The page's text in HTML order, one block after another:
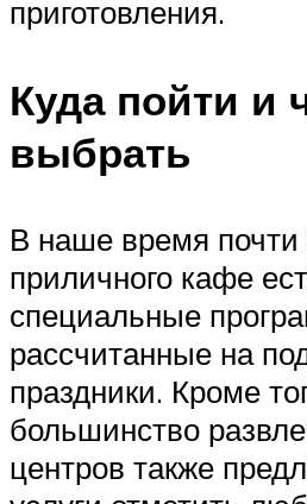
приготовления.
Куда пойти и
выбрать
В наше время почти
приличного кафе
специальные
рассчитанные на
праздники. Кроме
большинство
центров также